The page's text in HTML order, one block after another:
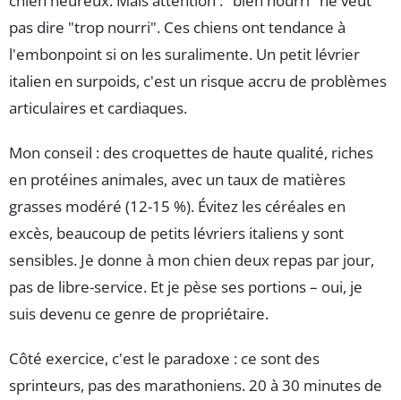
pas dire "trop nourri". Ces chiens ont tendance à
l'embonpoint si on les suralimente. Un petit lévrier
italien en surpoids, c'est un risque accru de problèmes
articulaires et cardiaques.
Mon conseil : des croquettes de haute qualité, riches
en protéines animales, avec un taux de matières
grasses modéré (12-15 %). Évitez les céréales en
excès, beaucoup de petits lévriers italiens y sont
sensibles. Je donne à mon chien deux repas par jour,
pas de libre-service. Et je pèse ses portions – oui, je
suis devenu ce genre de propriétaire.
Côté exercice, c'est le paradoxe : ce sont des
sprinteurs, pas des marathoniens. 20 à 30 minutes de